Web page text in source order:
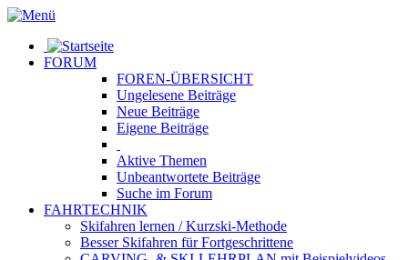
FORUM
FOREN-ÜBERSICHT
Ungelesene Beiträge
Neue Beiträge
Eigene Beiträge
Aktive Themen
Unbeantwortete Beiträge
Suche im Forum
FAHRTECHNIK
Skifahren lernen / Kurzski-Methode
Besser Skifahren für Fortgeschrittene